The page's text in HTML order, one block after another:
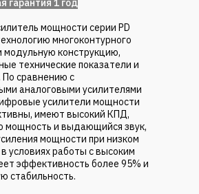
гарантия 1 годㅤ
мощности серии PD
многоконтурного
модульную конструкцию,
технические показатели и
сравнению с
аналоговыми усилителями
усилители мощности
имеют высокий КПД,
мощность и выдающийся звук,
мощности при низком
условиях работы с высоким
эффективность более 95% и
стабильность.